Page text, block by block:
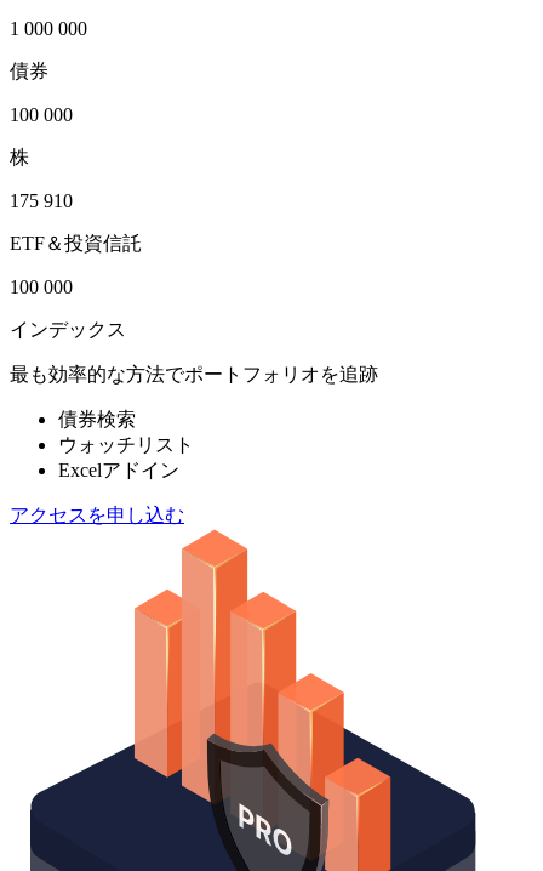
1 000 000
債券
100 000
株
175 910
ETF＆投資信託
100 000
インデックス
最も効率的な方法でポートフォリオを追跡
債券検索
ウォッチリスト
Excelアドイン
アクセスを申し込む